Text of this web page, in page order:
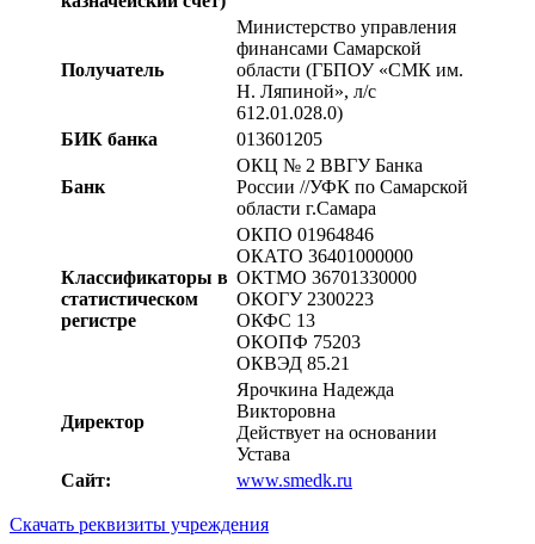
Получатель
Министерство управления
финансами Самарской
области (ГБПОУ «СМК им.
Н. Ляпиной», л/с
612.01.028.0)
БИК банка
013601205
Банк
ОКЦ № 2 ВВГУ Банка
России //УФК по Самарской
области г.Самара
Классификаторы в
статистическом
регистре
ОКПО 01964846
ОКАТО 36401000000
ОКТМО 36701330000
ОКОГУ 2300223
ОКФС 13
ОКОПФ 75203
ОКВЭД 85.21
Директор
Ярочкина Надежда
Викторовна
Действует на основании
Устава
Сайт:
www.smedk.ru
Скачать реквизиты учреждения